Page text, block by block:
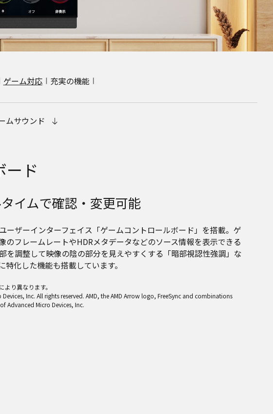
ゲーム対応 充実の機能
ムサウンド
ード
イムで確認・変更可能
ーザーインターフェイス「ゲームコントロールボード」を搭載。ゲ
のフレームレートやHDRメタデータなどのソース情報を表示できる
を調整して映像の陰の部分を見えやすくする「暗部視認性強調」な
特化した機能も搭載しています。
より異なります。
Inc. All rights reserved. AMD, the AMD Arrow logo, FreeSync and combinations
Advanced Micro Devices, Inc.